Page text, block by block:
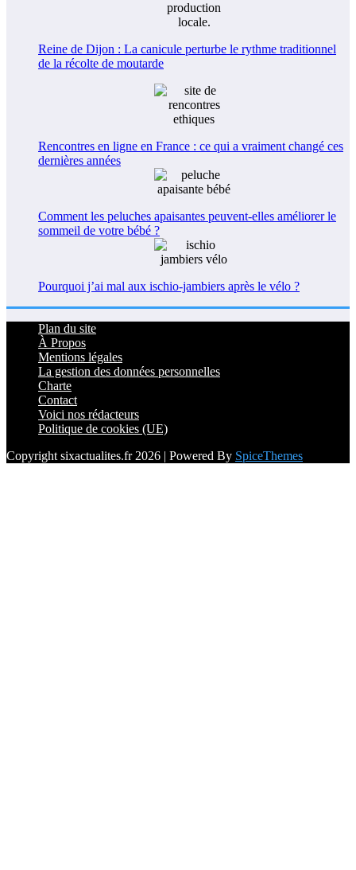
Reine de Dijon : La canicule perturbe le rythme traditionnel
de la récolte de moutarde
Rencontres en ligne en France : ce qui a vraiment changé ces
dernières années
Comment les peluches apaisantes peuvent-elles améliorer le
sommeil de votre bébé ?
Pourquoi j’ai mal aux ischio-jambiers après le vélo ?
Plan du site
À Propos
Mentions légales
La gestion des données personnelles
Charte
Contact
Voici nos rédacteurs
Politique de cookies (UE)
Copyright sixactualites.fr 2026 | Powered By SpiceThemes